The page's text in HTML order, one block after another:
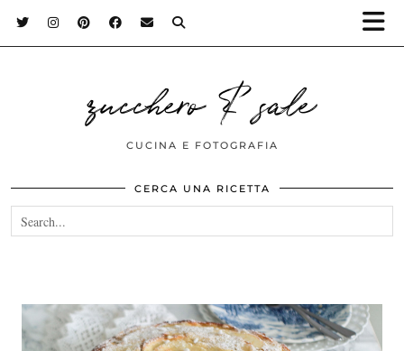
zucchero & sale
CUCINA E FOTOGRAFIA
CERCA UNA RICETTA